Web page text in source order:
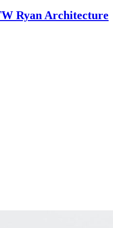
Ryan Architecture